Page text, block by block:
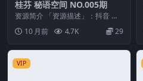
桂芬 秘语空间 NO.005期
资源简介 「资源描述」：抖音 桂
芬 秘语空间 NO.005期 【17P1V】
「...10 月前 4.7K 29
VIP